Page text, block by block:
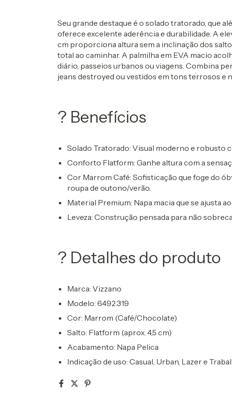
Seu grande destaque é o solado tratorado , que
oferece excelente aderência e durabilidade. A
cm proporciona altura sem a inclinação dos
total ao caminhar. A palmilha em EVA macio
diário, passeios urbanos ou viagens. Combina
jeans destroyed ou vestidos em tons terrosos e
? Benefícios
Solado Tratorado: Visual moderno e robusto
Conforto Flatform: Ganhe altura com a
Cor Marrom Café: Sofisticação que foge do
roupa de outono/verão.
Material Premium: Napa macia que se ajusta
Leveza: Construção pensada para não
? Detalhes do produto
Marca: Vizzano
Modelo: 6492.319
Cor: Marrom (Café/Chocolate)
Salto: Flatform (aprox. 4,5 cm)
Acabamento: Napa Pelica
Indicação de uso: Casual, Urban, Lazer e